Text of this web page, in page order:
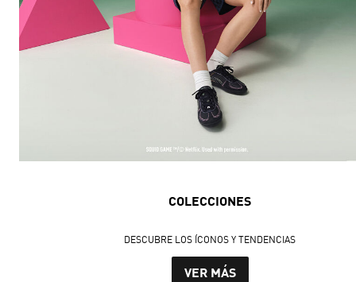
COLECCIONES
DESCUBRE LOS ÍCONOS Y TENDENCIAS
VER MÁS